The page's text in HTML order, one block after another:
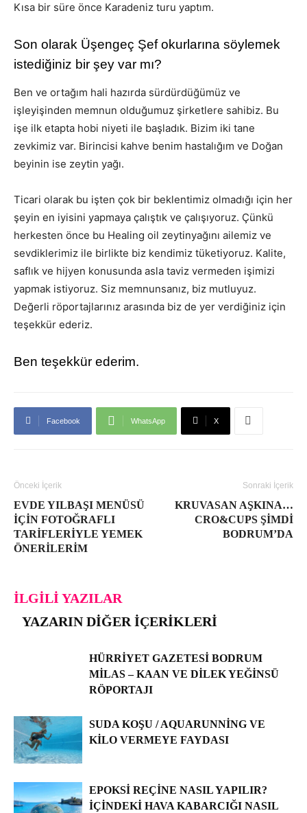
Kısa bir süre önce Karadeniz turu yaptım.
Son olarak Üşengeç Şef okurlarına söylemek
istediğiniz bir şey var mı?
Ben ve ortağım hali hazırda sürdürdüğümüz ve
işleyişinden memnun olduğumuz şirketlere sahibiz. Bu
işe ilk etapta hobi niyeti ile başladık. Bizim iki tane
zevkimiz var. Birincisi kahve benim hastalığım ve Doğan
beyinin ise zeytin yağı.
Ticari olarak bu işten çok bir beklentimiz olmadığı için her
şeyin en iyisini yapmaya çalıştık ve çalışıyoruz. Çünkü
herkesten önce bu Healing oil zeytinyağını ailemiz ve
sevdiklerimiz ile birlikte biz kendimiz tüketiyoruz. Kalite,
saflık ve hijyen konusunda asla taviz vermeden işimizi
yapmak istiyoruz. Siz memnunsanız, biz mutluyuz.
Değerli röportajlarınız arasında biz de yer verdiğiniz için
teşekkür ederiz.
Ben teşekkür ederim.
Facebook WhatsApp X
Önceki İçerik
EVDE YILBAŞI MENÜSÜ
IÇIN FOTOĞRAFLI
TARIFLERIYLE YEMEK
ÖNERILERIM
Sonraki İçerik
KRUVASAN AŞKINA…
CRO&CUPS ŞIMDI
BODRUM’DA
İLGILI YAZILAR
YAZARIN DIĞER İÇERIKLERI
HÜRRİYET GAZETESİ BODRUM
MILAS – KAAN VE DILEK YEĞINSÜ
RÖPORTAJI
SUDA KOŞU / AQUARUNNING VE
KILO VERMEYE FAYDASI
EPOKSI REÇINE NASIL YAPILIR?
İÇINDEKI HAVA KABARCIĞI NASIL